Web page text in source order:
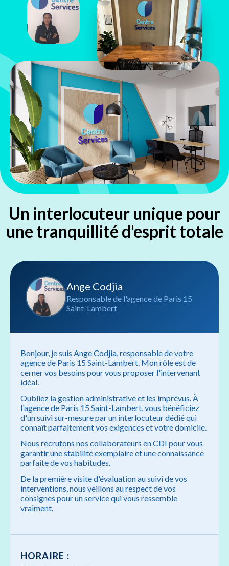
Ange Codjia
7 rue du Hameau
75015 Paris 15
Un interlocuteur unique pour
une tranquillité d'esprit totale
Ange Codjia
Responsable de l'agence de Paris 15
Saint-Lambert
Bonjour, je suis Ange Codjia, responsable de votre
agence de Paris 15 Saint-Lambert. Mon rôle est de
cerner vos besoins pour vous proposer l'intervenant
idéal.
Oubliez la gestion administrative et les imprévus. À
l'agence de Paris 15 Saint-Lambert, vous bénéficiez
d'un suivi sur-mesure par un interlocuteur dédié qui
connaît parfaitement vos exigences et votre domicile.
Nous recrutons nos collaborateurs en CDI pour vous
garantir une stabilité exemplaire et une connaissance
parfaite de vos habitudes.
De la première visite d'évaluation au suivi de vos
interventions, nous veillons au respect de vos
consignes pour un service qui vous ressemble
vraiment.
HORAIRE :